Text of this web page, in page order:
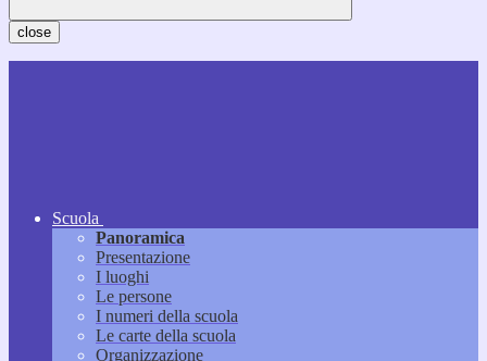
close
Scuola
Panoramica
Presentazione
I luoghi
Le persone
I numeri della scuola
Le carte della scuola
Organizzazione